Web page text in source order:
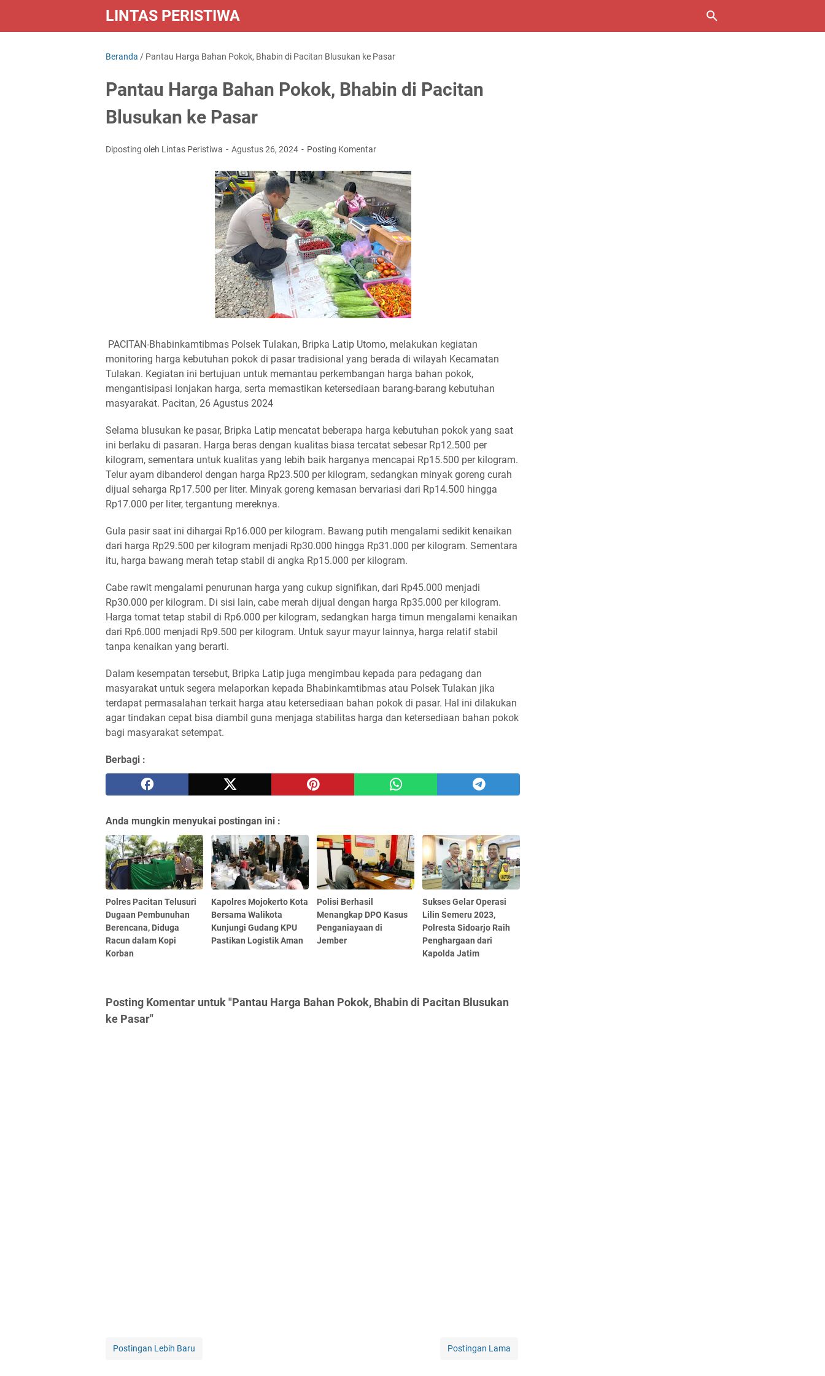
LINTAS PERISTIWA
Beranda / Pantau Harga Bahan Pokok, Bhabin di Pacitan Blusukan ke Pasar
Pantau Harga Bahan Pokok, Bhabin di Pacitan
Blusukan ke Pasar
Diposting oleh Lintas Peristiwa Agustus 26, 2024 Posting Komentar
PACITAN-Bhabinkamtibmas Polsek Tulakan, Bripka Latip Utomo, melakukan kegiatan
monitoring harga kebutuhan pokok di pasar tradisional yang berada di wilayah Kecamatan
Tulakan. Kegiatan ini bertujuan untuk memantau perkembangan harga bahan pokok,
mengantisipasi lonjakan harga, serta memastikan ketersediaan barang-barang kebutuhan
masyarakat. Pacitan, 26 Agustus 2024
Selama blusukan ke pasar, Bripka Latip mencatat beberapa harga kebutuhan pokok yang saat
ini berlaku di pasaran. Harga beras dengan kualitas biasa tercatat sebesar Rp12.500 per
kilogram, sementara untuk kualitas yang lebih baik harganya mencapai Rp15.500 per kilogram.
Telur ayam dibanderol dengan harga Rp23.500 per kilogram, sedangkan minyak goreng curah
dijual seharga Rp17.500 per liter. Minyak goreng kemasan bervariasi dari Rp14.500 hingga
Rp17.000 per liter, tergantung mereknya.
Gula pasir saat ini dihargai Rp16.000 per kilogram. Bawang putih mengalami sedikit kenaikan
dari harga Rp29.500 per kilogram menjadi Rp30.000 hingga Rp31.000 per kilogram. Sementara
itu, harga bawang merah tetap stabil di angka Rp15.000 per kilogram.
Cabe rawit mengalami penurunan harga yang cukup signifikan, dari Rp45.000 menjadi
Rp30.000 per kilogram. Di sisi lain, cabe merah dijual dengan harga Rp35.000 per kilogram.
Harga tomat tetap stabil di Rp6.000 per kilogram, sedangkan harga timun mengalami kenaikan
dari Rp6.000 menjadi Rp9.500 per kilogram. Untuk sayur mayur lainnya, harga relatif stabil
tanpa kenaikan yang berarti.
Dalam kesempatan tersebut, Bripka Latip juga mengimbau kepada para pedagang dan
masyarakat untuk segera melaporkan kepada Bhabinkamtibmas atau Polsek Tulakan jika
terdapat permasalahan terkait harga atau ketersediaan bahan pokok di pasar. Hal ini dilakukan
agar tindakan cepat bisa diambil guna menjaga stabilitas harga dan ketersediaan bahan pokok
bagi masyarakat setempat.
Berbagi :
Anda mungkin menyukai postingan ini :
Polres Pacitan Telusuri
Dugaan Pembunuhan
Berencana, Diduga
Racun dalam Kopi
Korban
Kapolres Mojokerto Kota
Bersama Walikota
Kunjungi Gudang KPU
Pastikan Logistik Aman
Polisi Berhasil
Menangkap DPO Kasus
Penganiayaan di
Jember
Sukses Gelar Operasi
Lilin Semeru 2023,
Polresta Sidoarjo Raih
Penghargaan dari
Kapolda Jatim
Posting Komentar untuk "Pantau Harga Bahan Pokok, Bhabin di Pacitan Blusukan
ke Pasar"
Postingan Lebih Baru Postingan Lama